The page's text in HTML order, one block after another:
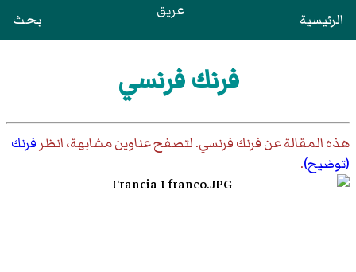
الرئيسية عريق بحث
فرنك فرنسي
هذه المقالة عنفرنك فرنسي. لتصفح عناوين مشابهة، انظر فرنك
(توضيح).